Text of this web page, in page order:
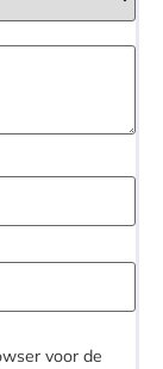
voor de